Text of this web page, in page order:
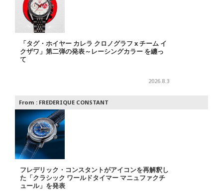
「タグ・ホイヤー カレラ クロノグラフ x チーム イ
クザワ」第二弾の発表～レーシングカラー を纏っ
て
2026.8.3
From : FREDERIQUE CONSTANT
フレデリック・コンスタントがアイコンを再解釈し
た「クラシック ワールドタイマー マニュファクチ
ュール」を発表